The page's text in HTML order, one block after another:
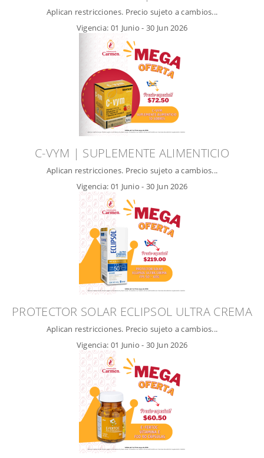
Aplican restricciones. Precio sujeto a cambios...
Vigencia: 01 Junio - 30 Jun 2026
C-VYM | SUPLEMENTE ALIMENTICIO
Aplican restricciones. Precio sujeto a cambios...
Vigencia: 01 Junio - 30 Jun 2026
PROTECTOR SOLAR ECLIPSOL ULTRA CREMA
Aplican restricciones. Precio sujeto a cambios...
Vigencia: 01 Junio - 30 Jun 2026